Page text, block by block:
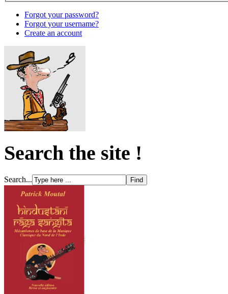
Forgot your password?
Forgot your username?
Create an account
Search the site !
Search...